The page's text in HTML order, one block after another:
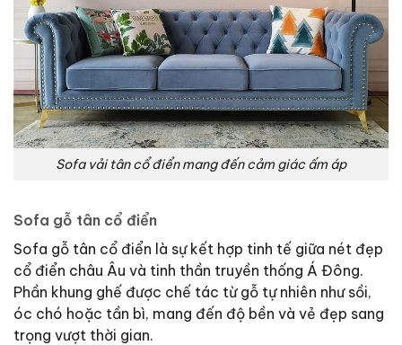
Sofa vải tân cổ điển mang đến cảm giác ấm áp
Sofa gỗ tân cổ điển
Sofa gỗ tân cổ điển là sự kết hợp tinh tế giữa nét đẹp
cổ điển châu Âu và tinh thần truyền thống Á Đông.
Phần khung ghế được chế tác từ gỗ tự nhiên như sồi,
óc chó hoặc tần bì, mang đến độ bền và vẻ đẹp sang
trọng vượt thời gian.